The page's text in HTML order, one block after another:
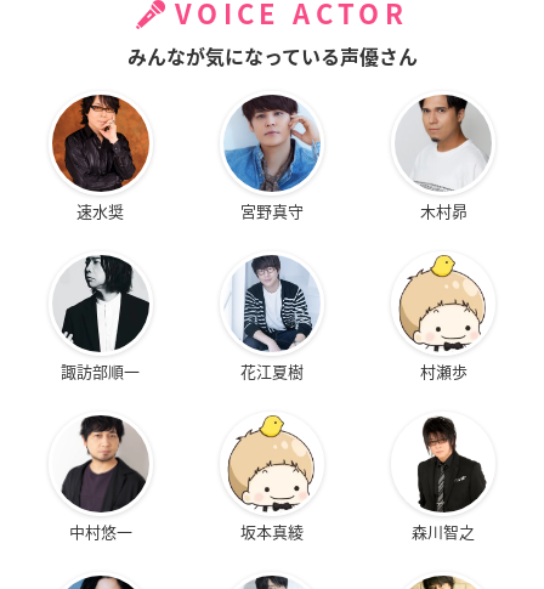
VOICE ACTOR
みんなが気になっている声優さん
速水奨 宮野真守 木村昴
諏訪部順一 花江夏樹 村瀬歩
中村悠一 坂本真綾 森川智之